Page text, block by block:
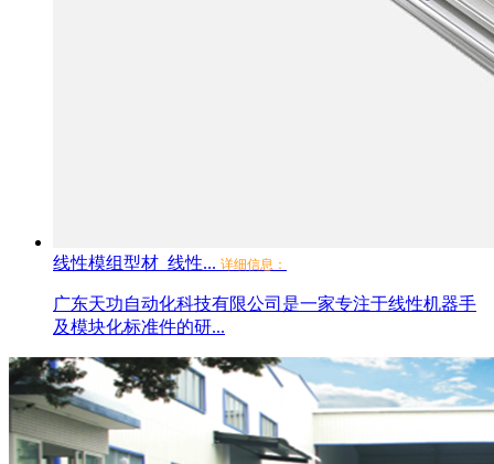
线性模组型材_线性... 详细信息：
广东天功自动化科技有限公司是一家专注于线性机器手
及模块化标准件的研...